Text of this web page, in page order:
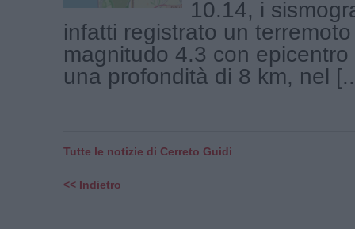
10.14, i
infatti registrato un
magnitudo 4.3 con
una profondità di 8 km, nel
Tutte le notizie di Cerreto Guidi
<< Indietro